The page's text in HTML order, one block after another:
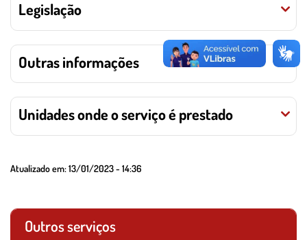
Legislação
Outras informações
Unidades onde o serviço é prestado
Atualizado em:13/01/2023 - 14:36
Outros serviços